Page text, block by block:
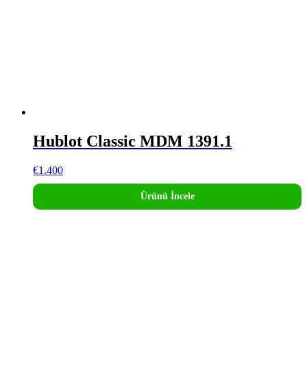
Hublot Classic MDM 1391.1
€1.400
Ürünü İncele